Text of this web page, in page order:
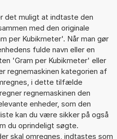
det muligt at indtaste den
med den originale
per Kubikmeter'. Når man gør
fulde navn eller en
'Gram per Kubikmeter' eller
regnemaskinen kategorien af
i dette tilfælde
regnemaskinen den
enheder, som den
kan du være sikker på også
du oprindeligt søgte.
skal omregnes, indtastes som